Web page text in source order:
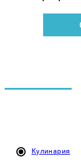
Кулинария